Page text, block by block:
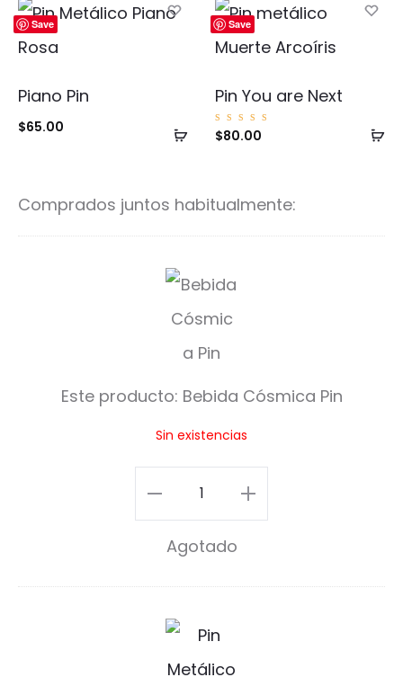
carrito
Save
Añadir
Piano Pin
$65.00
Save
Pin You are Next
Valorad
o con
$80.00
Comprados juntos habitualmente:
B
e
b
a
ó
s
m
Este producto: Bebida Cósmica Pin
Sin existencias
Bebida
Cósmica
cantidad
Agotado
B
a